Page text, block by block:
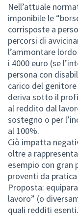
Nell’attuale
imponibile le
corrisposte a
percorsi di
l’ammontare
i 4000 euro (se
persona con
carico del
deriva sotto il
al reddito dal
sostegno o per
al 100%.
Ciò impatta
oltre a
esempio con gran
proventi da
Proposta:
lavoro” (o
quali redditi esenti.